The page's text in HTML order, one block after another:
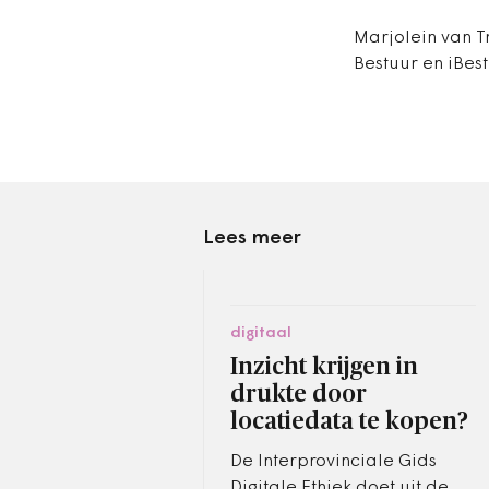
Marjolein van
Bestuur en
Lees meer
digitaal
Inzicht krijgen in
drukte door
locatiedata te kopen?
De Interprovinciale Gids